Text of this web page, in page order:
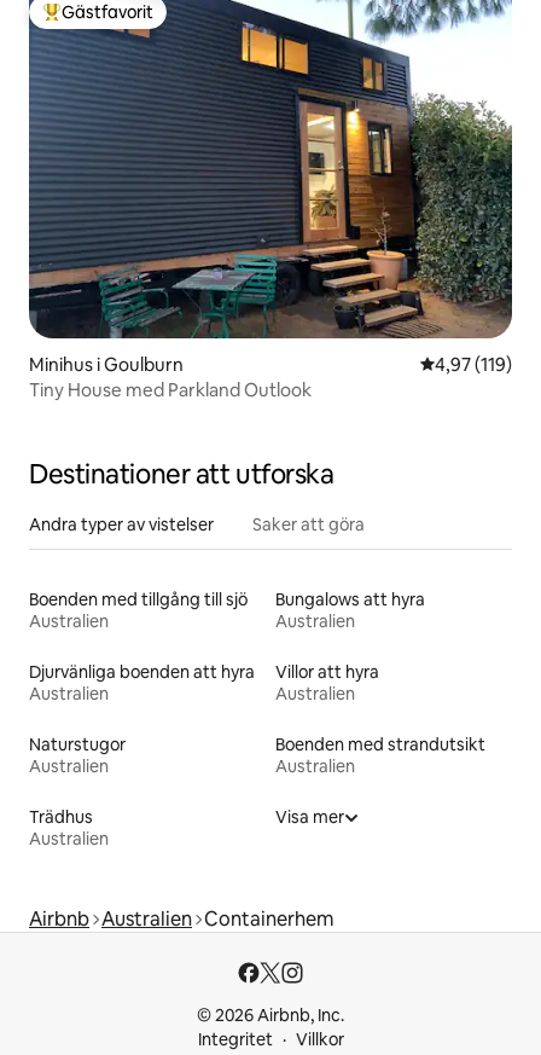
Populär gästfavorit
Gästfavorit
Minihus i Goulburn 4,97 av 5 i
4,97 (119)
Tiny House med Parkland Outlook
Destinationer att utforska
Andra typer av vistelser Saker att göra
Boenden med tillgång till sjö
Australien
Bungalows att hyra
Australien
Djurvänliga boenden att hyra
Australien
Villor att hyra
Australien
Naturstugor
Australien
Boenden med strandutsikt
Australien
Trädhus
Australien
Visa mer
Airbnb Australien Containerhem
© 2026 Airbnb, Inc.
Integritet
Villkor